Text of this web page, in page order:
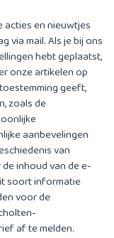
acties en nieuwtjes
via mail. Als je bij ons
hebt geplaatst,
onze artikelen op
geeft,
zoals de
aanbevelingen
van
inhoud van de e-
soort informatie
voor de
af te melden.